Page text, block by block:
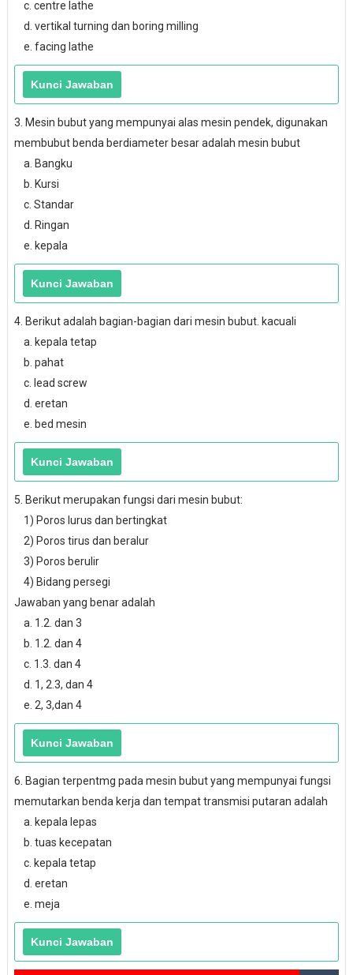
c. centre lathe
d. vertikal turning dan boring milling
e. facing lathe
3. Mesin bubut yang mempunyai alas mesin pendek, digunakan
membubut benda berdiameter besar adalah mesin bubut
a. Bangku
b. Kursi
c. Standar
d. Ringan
e. kepala
4. Berikut adalah bagian-bagian dari mesin bubut. kacuali
a. kepala tetap
b. pahat
c. lead screw
d. eretan
e. bed mesin
5. Berikut merupakan fungsi dari mesin bubut:
1) Poros lurus dan bertingkat
2) Poros tirus dan beralur
3) Poros berulir
4) Bidang persegi
Jawaban yang benar adalah
a. 1.2. dan 3
b. 1.2. dan 4
c. 1.3. dan 4
d. 1, 2.3, dan 4
e. 2, 3,dan 4
6. Bagian terpentmg pada mesin bubut yang mempunyai fungsi
memutarkan benda kerja dan tempat transmisi putaran adalah
a. kepala lepas
b. tuas kecepatan
c. kepala tetap
d. eretan
e. meja